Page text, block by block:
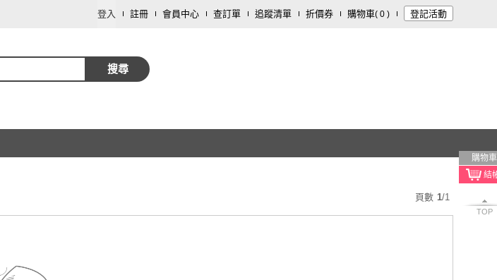
登入 註冊 會員中心 查訂單 追蹤清單 折價券 購物車( 0 ) 登記活動
搜尋
購物車
TOP
頁數 1/1